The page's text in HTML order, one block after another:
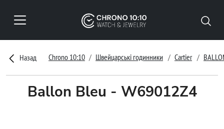
Назад Chrono 10:10 Швейцарські годинники Cartier
Ballon Bleu - W69012Z4